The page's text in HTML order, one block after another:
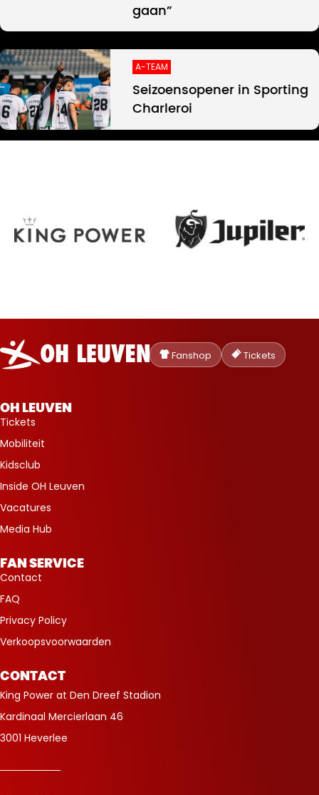
gaan”
A-TEAM
Seizoensopener in Sporting
Charleroi
Oud-
Heverlee
Leuven
Fanshop Tickets
OH LEUVEN
Tickets
Mobiliteit
Kidsclub
Inside OH Leuven
Vacatures
Media Hub
FAN SERVICE
Contact
FAQ
Privacy Policy
Verkoopsvoorwaarden
CONTACT
King Power at Den Dreef Stadion
Kardinaal Mercierlaan 46
3001 Heverlee